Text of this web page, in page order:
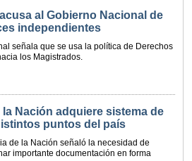
al Gobierno Nacional de
independientes
señala que se usa la política de Derechos
los Magistrados.
Nación adquiere sistema de
puntos del país
de la Nación señaló la necesidad de
importante documentación en forma